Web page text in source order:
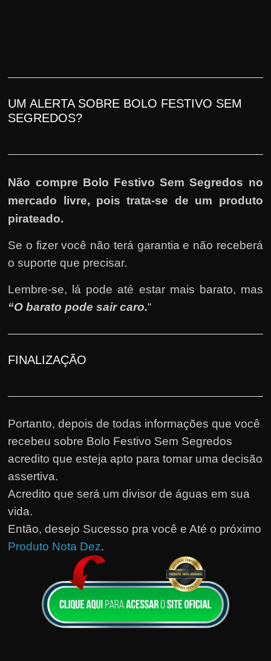
UM ALERTA SOBRE BOLO FESTIVO SEM
SEGREDOS?
Não compre Bolo Festivo Sem Segredos no
mercado livre, pois trata-se de um produto
pirateado.
Se o fizer você não terá garantia e não receberá
o suporte que precisar.
Lembre-se, lá pode até estar mais barato, mas
“O barato pode sair caro.“
FINALIZAÇÃO
Portanto, depois de todas informações que você
recebeu sobre Bolo Festivo Sem Segredos
acredito que esteja apto para tomar uma decisão
assertiva.
Acredito que será um divisor de águas em sua
vida.
Então, desejo Sucesso pra você e Até o próximo
Produto Nota Dez.